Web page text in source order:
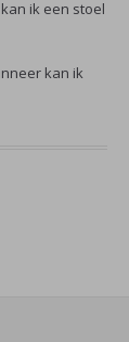
ik een stoel
kan ik